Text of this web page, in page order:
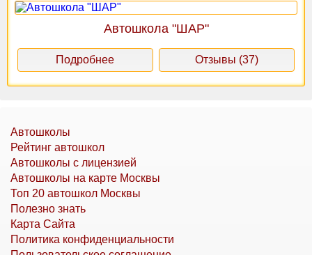
Автошкола "ШАР"
Подробнее Отзывы (37)
Автошколы
Рейтинг автошкол
Автошколы с лицензией
Автошколы на карте Москвы
Топ 20 автошкол Москвы
Полезно знать
Карта Сайта
Политика конфиденциальности